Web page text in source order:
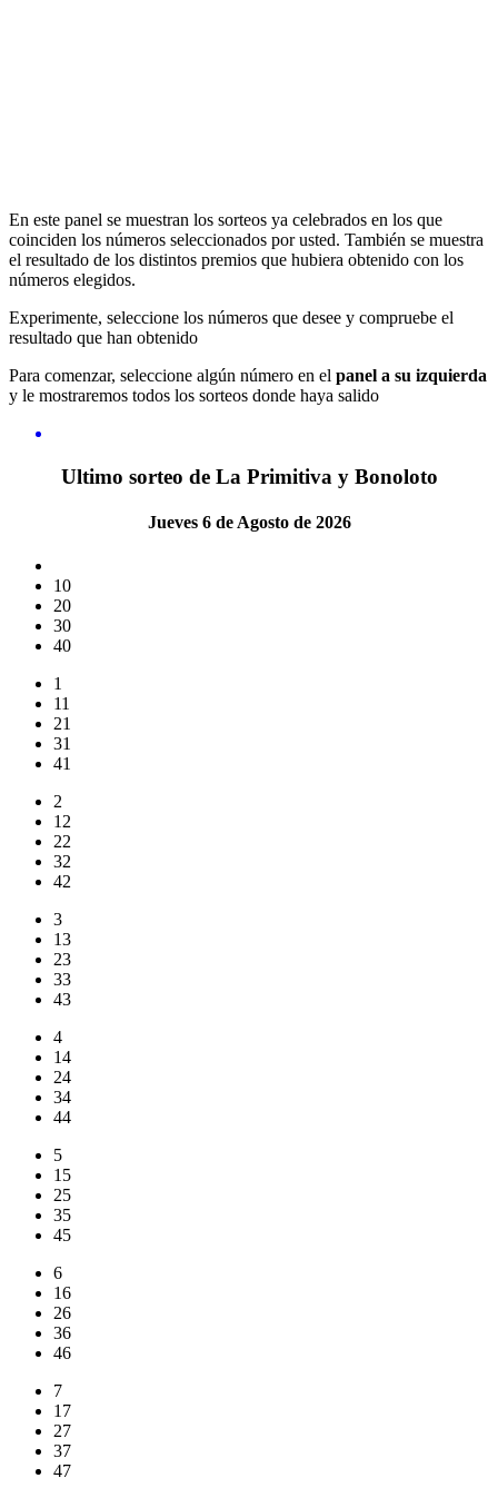
En este panel se muestran los sorteos ya celebrados en los que
coinciden los números seleccionados por usted. También se muestra
el resultado de los distintos premios que hubiera obtenido con los
números elegidos.
Experimente, seleccione los números que desee y compruebe el
resultado que han obtenido
Para comenzar, seleccione algún número en el panel a su izquierda
y le mostraremos todos los sorteos donde haya salido
Ultimo sorteo de La Primitiva y Bonoloto
Jueves 6 de Agosto de 2026
10
20
30
40
1
11
21
31
41
2
12
22
32
42
3
13
23
33
43
4
14
24
34
44
5
15
25
35
45
6
16
26
36
46
7
17
27
37
47